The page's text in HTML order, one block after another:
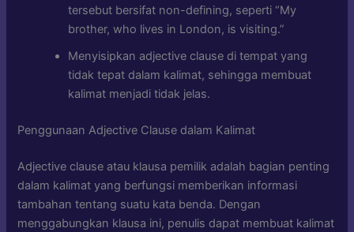
tersebut bersifat non-defining, seperti “My
brother, who lives in London, is visiting.”
Menyisipkan adjective clause di tempat yang
tidak tepat dalam kalimat, sehingga membuat
kalimat menjadi tidak jelas.
Penggunaan Adjective Clause dalam Kalimat
Adjective clause atau klausa pemilik adalah bagian penting
dalam kalimat yang berfungsi memberikan informasi
tambahan tentang suatu kata benda. Dengan
menggabungkan klausa ini, penulis dapat membuat kalimat